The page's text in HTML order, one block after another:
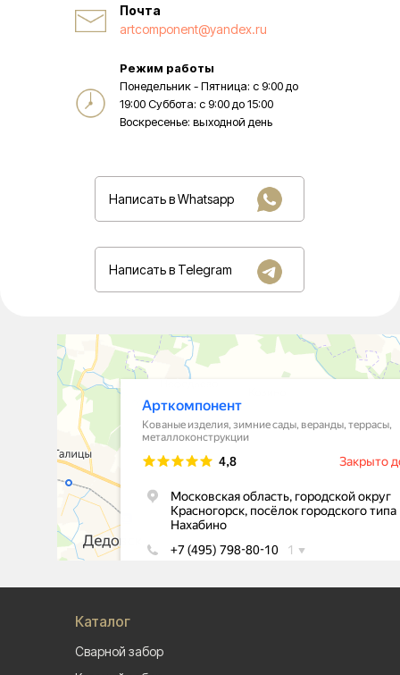
Почта
artcomponent@yandex.ru
Режим работы
Понедельник - Пятница: с 9:00 до
19:00 Суббота: с 9:00 до 15:00
Воскресенье: выходной день
Написать в Whatsapp
Написать в Telegram
Каталог
Сварной забор